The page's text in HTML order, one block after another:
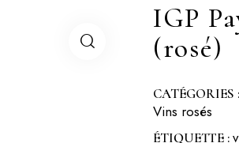
IGP
(rosé)
CATÉGORIES :
Vins rosés
ÉTIQUETTE :